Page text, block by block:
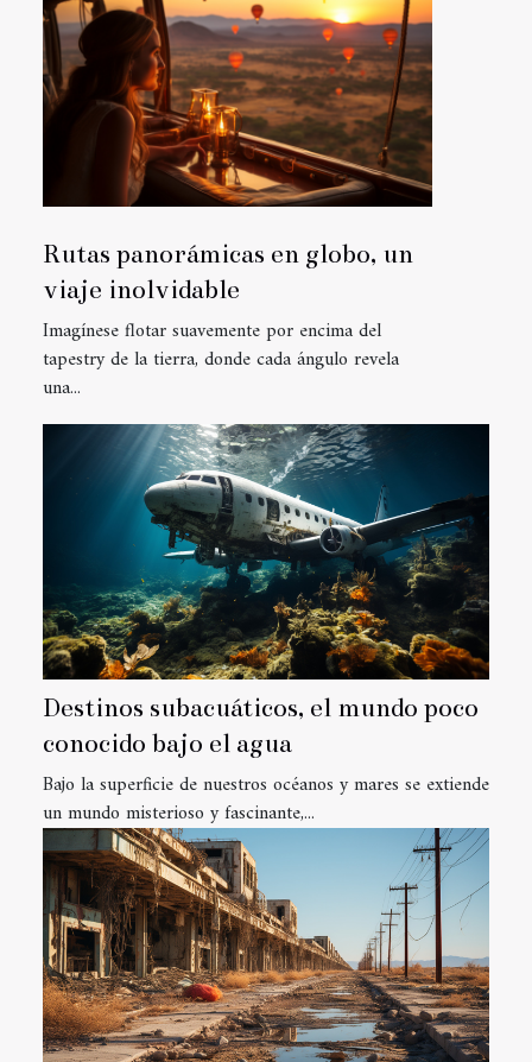
Destinos subacuáticos, el mundo poco
conocido bajo el agua
Bajo la superficie de nuestros océanos y mares se extiende
un mundo misterioso y fascinante,...
Rutas panorámicas en globo, un
viaje inolvidable
Imagínese flotar suavemente por encima del
tapestry de la tierra, donde cada ángulo revela
una...